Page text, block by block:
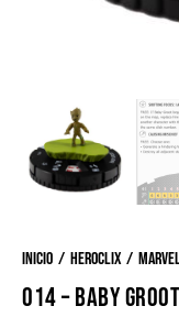
Inicio Heroclix
014 – BABY GROOT